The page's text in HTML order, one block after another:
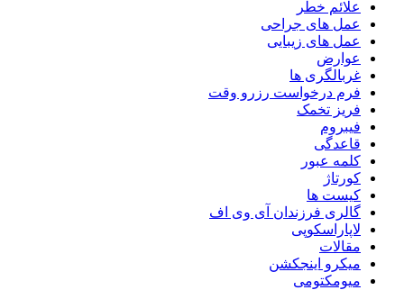
علائم خطر
عمل های جراحی
عمل های زیبایی
عوارض
غربالگری ها
فرم درخواست رزرو وقت
فریز تخمک
فیبروم
قاعدگی
کلمه عبور
کورتاژ
کیست ها
گالری فرزندان آی وی اف
لاپاراسکوپی
مقالات
میکرو اینجکشن
میومکتومی